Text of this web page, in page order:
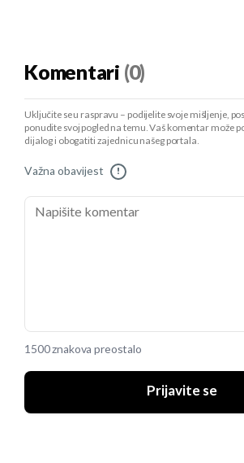
Komentari (0)
Uključite se u raspravu – podijelite svoje mišljenje,
ponudite svoj pogled na temu. Vaš komentar može
dijalog i obogatiti zajednicu našeg portala.
Važna obavijest !
1500 znakova preostalo
Prijavite se